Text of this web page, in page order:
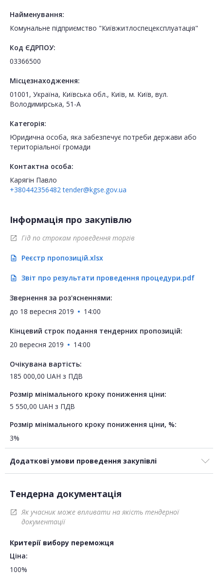
Найменування:
Комунальне підприємство "Київжитлоспецексплуатація"
Код ЄДРПОУ:
03366500
Місцезнаходження:
01001, Україна, Київська обл., Київ, м. Київ, вул.
Володимирська, 51-А
Категорія:
Юридична особа, яка забезпечує потреби держави або
територіальної громади
Контактна особа:
Карягін Павло
+380442356482 tender@kgse.gov.ua
Інформація про закупівлю
open_in_new Гід по строкам проведення торгів
description Реєстр пропозицій.xlsx
description Звіт про результати проведення процедури.pdf
Звернення за роз'ясненнями:
до 18 вересня 2019 14:00
Кінцевий строк подання тендерних пропозицій:
20 вересня 2019
14:00
Очікувана вартість:
185 000,00 UAH з ПДВ
Розмір мінімального кроку пониження ціни:
5 550,00 UAH з ПДВ
Розмір мінімального кроку пониження ціни, %:
3%
Додаткові умови проведення закупівлі
Тендерна документація
open_in_new
Як учасник може впливати на якість тендерної
документації
Критерії вибору переможця
Ціна:
100%